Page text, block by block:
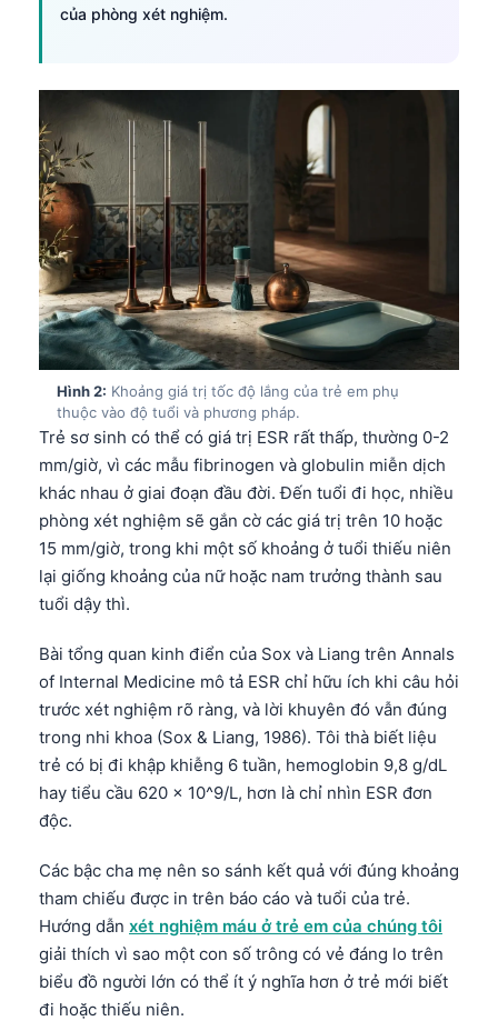
của phòng xét nghiệm.
Hình 2: Khoảng giá trị tốc độ lắng của trẻ em phụ
thuộc vào độ tuổi và phương pháp.
Trẻ sơ sinh có thể có giá trị ESR rất thấp, thường 0-2
mm/giờ, vì các mẫu fibrinogen và globulin miễn dịch
khác nhau ở giai đoạn đầu đời. Đến tuổi đi học, nhiều
phòng xét nghiệm sẽ gắn cờ các giá trị trên 10 hoặc
15 mm/giờ, trong khi một số khoảng ở tuổi thiếu niên
lại giống khoảng của nữ hoặc nam trưởng thành sau
tuổi dậy thì.
Bài tổng quan kinh điển của Sox và Liang trên Annals
of Internal Medicine mô tả ESR chỉ hữu ích khi câu hỏi
trước xét nghiệm rõ ràng, và lời khuyên đó vẫn đúng
trong nhi khoa (Sox & Liang, 1986). Tôi thà biết liệu
trẻ có bị đi khập khiễng 6 tuần, hemoglobin 9,8 g/dL
hay tiểu cầu 620 x 10^9/L, hơn là chỉ nhìn ESR đơn
độc.
Các bậc cha mẹ nên so sánh kết quả với đúng khoảng
tham chiếu được in trên báo cáo và tuổi của trẻ.
Hướng dẫn xét nghiệm máu ở trẻ em của chúng tôi
giải thích vì sao một con số trông có vẻ đáng lo trên
biểu đồ người lớn có thể ít ý nghĩa hơn ở trẻ mới biết
đi hoặc thiếu niên.